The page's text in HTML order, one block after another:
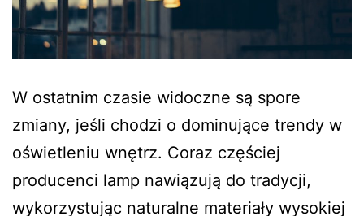
W ostatnim czasie widoczne są spore
zmiany, jeśli chodzi o dominujące trendy w
oświetleniu wnętrz. Coraz częściej
producenci lamp nawiązują do tradycji,
wykorzystując naturalne materiały wysokiej